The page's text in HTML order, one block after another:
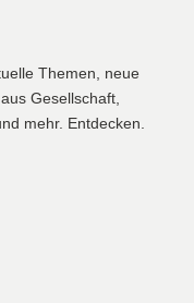
Themen, neue
Gesellschaft,
mehr. Entdecken.